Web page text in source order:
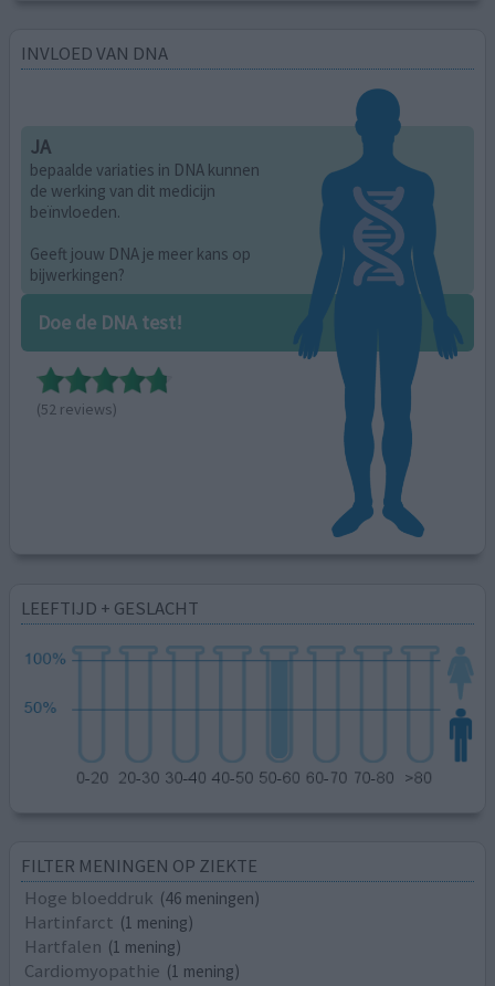
INVLOED VAN DNA
JA
bepaalde variaties in DNA kunnen
de werking van dit medicijn
beïnvloeden.
Geeft jouw DNA je meer kans op
bijwerkingen?
Doe de DNA test!
(52 reviews)
LEEFTIJD + GESLACHT
FILTER MENINGEN OP ZIEKTE
Hoge bloeddruk (46 meningen)
Hartinfarct (1 mening)
Hartfalen (1 mening)
Cardiomyopathie (1 mening)